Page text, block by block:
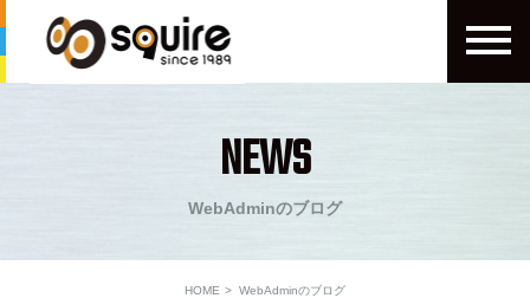
NEWS
WebAdminのブログ
HOME WebAdminのブログ